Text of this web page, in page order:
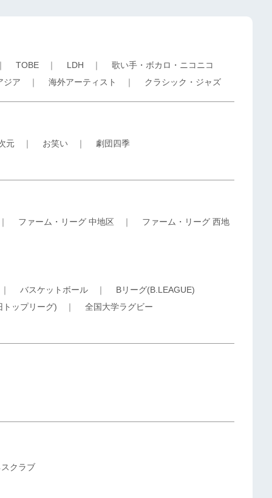
TOBE ｜ LDH ｜ 歌い手・ボカロ・ニコニコ
ジア ｜ 海外アーティスト ｜ クラシック・ジャズ
元 ｜ お笑い ｜ 劇団四季
ファーム・リーグ 中地区 ｜ ファーム・リーグ 西地
バスケットボール ｜ Bリーグ(B.LEAGUE)
トップリーグ) ｜ 全国大学ラグビー
クラブ